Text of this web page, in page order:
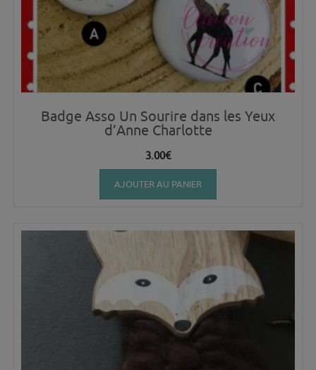
Badge Asso Un Sourire dans les Yeux
d’Anne Charlotte
3.00€
AJOUTER AU PANIER